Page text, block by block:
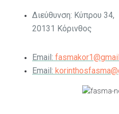
Διεύθυνση: Κύπρου 34,
20131 Κόρινθος
Email:
Email: